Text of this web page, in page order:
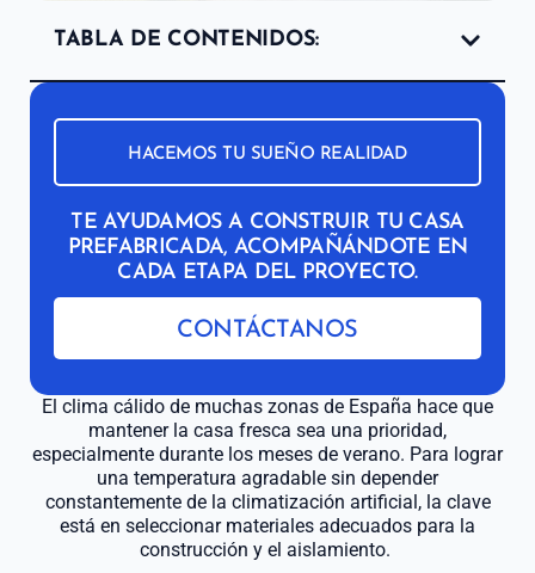
TABLA DE CONTENIDOS:
HACEMOS TU SUEÑO REALIDAD
TE AYUDAMOS A CONSTRUIR TU CASA
PREFABRICADA, ACOMPAÑÁNDOTE EN
CADA ETAPA DEL PROYECTO.
CONTÁCTANOS
El clima cálido de muchas zonas de España hace que
mantener la casa fresca sea una prioridad,
especialmente durante los meses de verano. Para lograr
una temperatura agradable sin depender
constantemente de la climatización artificial, la clave
está en seleccionar materiales adecuados para la
construcción y el aislamiento.